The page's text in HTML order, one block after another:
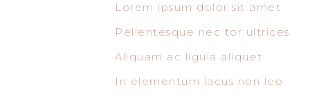
Lorem ipsum dolor sit amet
Pellentesque nec tor ultrices
Aliquam ac ligula aliquet
In elementum lacus non leo